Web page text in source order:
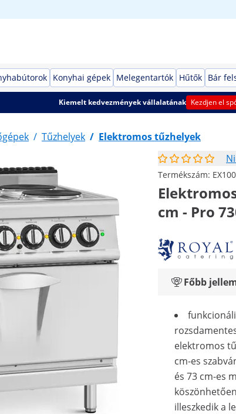
Konyhai gépek Melegentartók Hűtők Bár
Kiemelt kedvezmények vállalatának Kezdjen el
/ Tűzhelyek / Elektromos tűzhelyek
Termékszám:
cm - Pro
Főbb
elektromos
cm-es
és 73 cm-es
illeszkedik a